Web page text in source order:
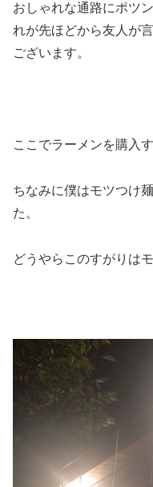
おしゃれな通路にポツ
れが先ほどから友人が
ございます。
ここでラーメンを購入
ちなみに僕はモツつけ
た。
どうやらこのすがりは